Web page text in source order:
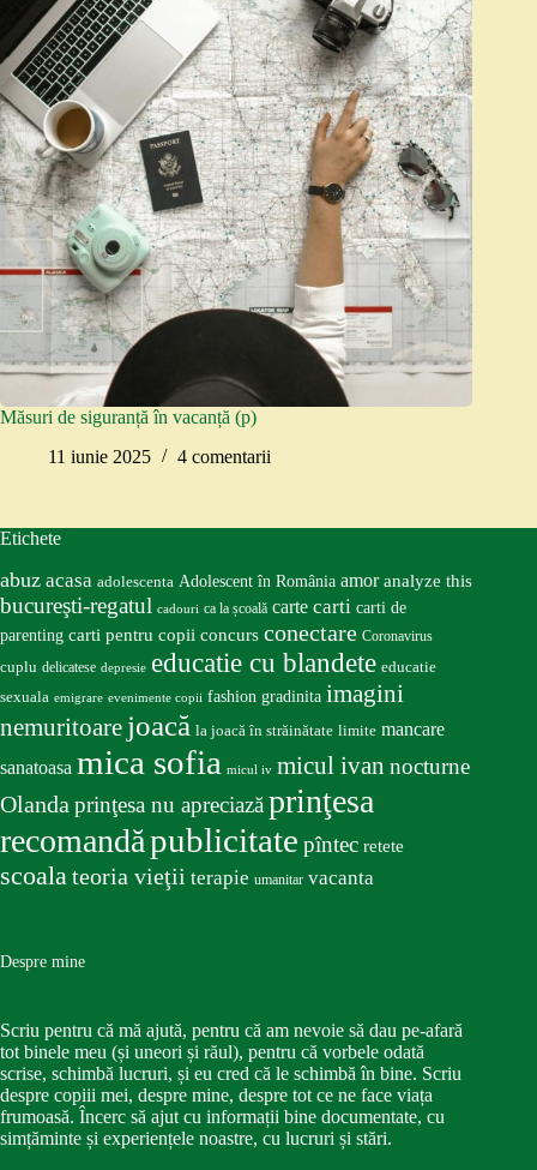
Măsuri de siguranță în vacanță (p)
11 iunie 2025
4 comentarii
Etichete
abuz acasa adolescenta Adolescent în România amor analyze this
bucureşti-regatul cadouri ca la școală carte carti carti de
parenting carti pentru copii concurs conectare Coronavirus
cuplu delicatese depresie educatie cu blandete educatie
sexuala emigrare evenimente copii fashion gradinita imagini
nemuritoare joacă la joacă în străinătate limite mancare
sanatoasa mica sofia micul iv micul ivan nocturne
Olandaprinţesa nu apreciazăprinţesa
recomandăpublicitate pîntec retete
scoalateoria vieţii terapie umanitar vacanta
Despre mine
Scriu pentru că mă ajută, pentru că am nevoie să dau pe-afară
tot binele meu (și uneori și răul), pentru că vorbele odată
scrise, schimbă lucruri, și eu cred că le schimbă în bine. Scriu
despre copiii mei, despre mine, despre tot ce ne face viața
frumoasă. Încerc să ajut cu informații bine documentate, cu
simțăminte și experiențele noastre, cu lucruri și stări.